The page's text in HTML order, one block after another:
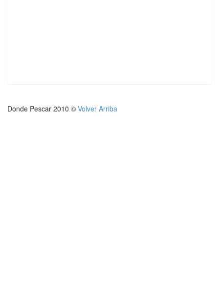
Donde Pescar 2010 © Volver Arriba